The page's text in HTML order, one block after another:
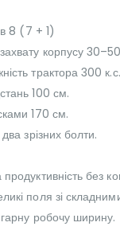
8 (7 + 1)
корпусу
трактора 300 к.с.
100 см.
170 см.
зрізних болти.
без
поля зі
гарну робочу ширину.